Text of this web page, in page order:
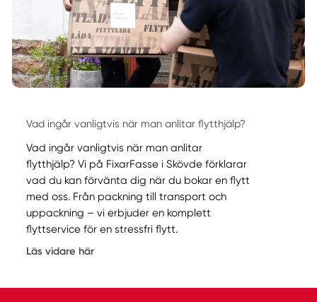
Vad ingår vanligtvis när man anlitar flytthjälp?
Vad ingår vanligtvis när man anlitar
flytthjälp? Vi på FixarFasse i Skövde förklarar
vad du kan förvänta dig när du bokar en flytt
med oss. Från packning till transport och
uppackning – vi erbjuder en komplett
flyttservice för en stressfri flytt.
Läs vidare här